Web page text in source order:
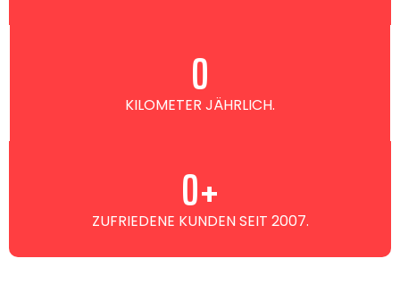
KILOMETER JÄHRLICH.
0
ZUFRIEDENE KUNDEN SEIT 2007.
0+